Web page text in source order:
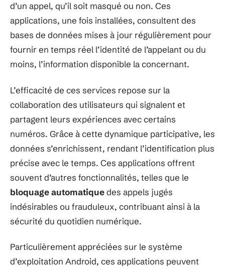
d’un appel, qu’il soit masqué ou non. Ces
applications, une fois installées, consultent des
bases de données mises à jour régulièrement pour
fournir en temps réel l’identité de l’appelant ou du
moins, l’information disponible la concernant.
L’efficacité de ces services repose sur la
collaboration des utilisateurs qui signalent et
partagent leurs expériences avec certains
numéros. Grâce à cette dynamique participative, les
données s’enrichissent, rendant l’identification plus
précise avec le temps. Ces applications offrent
souvent d’autres fonctionnalités, telles que le
bloquage automatiquedes appels jugés
indésirables ou frauduleux, contribuant ainsi à la
sécurité du quotidien numérique.
Particulièrement appréciées sur le système
d’exploitation Android, ces applications peuvent